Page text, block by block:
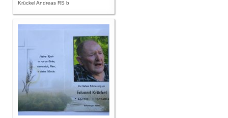
Krückel Andreas RS b